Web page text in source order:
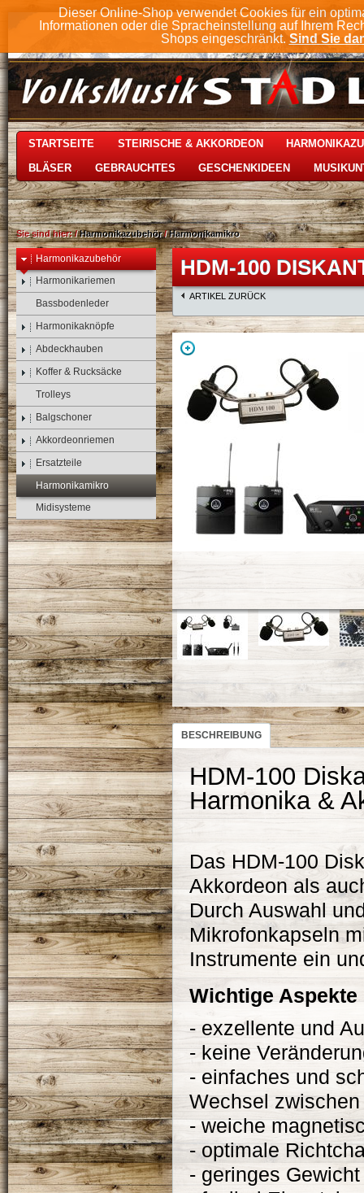
Dieser Online-Shop verwendet Cookies für ein
Informationen oder die Spracheinstellung auf Ihrem
Shops eingeschränkt. Sind Sie
STARTSEITE STEIRISCHE & AKKORDEON
BLÄSER GEBRAUCHTES GESCHENKIDEEN
Sie sind hier:/Harmonikazubehör/Harmonikamikro
Harmonikazubehör
Harmonikariemen
Bassbodenleder
Harmonikaknöpfe
Abdeckhauben
Koffer & Rucksäcke
Trolleys
Balgschoner
Akkordeonriemen
Ersatzteile
Harmonikamikro
Midisysteme
HDM-100
ARTIKEL ZURÜCK
BESCHREIBUNG
HDM-100
Harmonika &
Das HDM-100
Akkordeon als
Durch Auswahl
Mikrofonkapseln
Instrumente ein
Wichtige Aspekte
- exzellente und
- keine
- einfaches und
Wechsel
- weiche
- optimale
- geringes Gewicht